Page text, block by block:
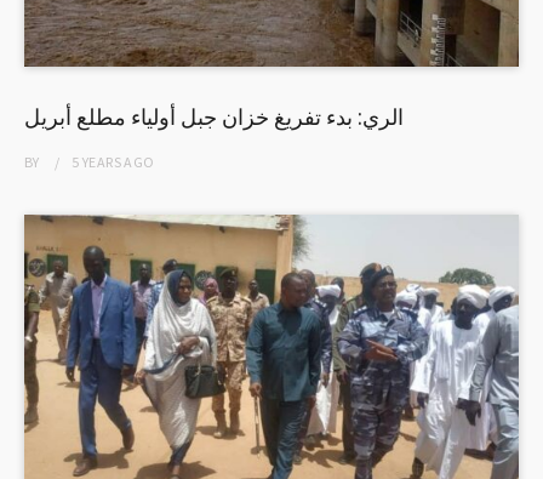
الري: بدء تفريغ خزان جبل أولياء مطلع أبريل
BY 5 YEARSAGO